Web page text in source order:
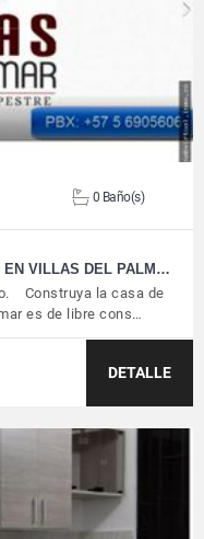
0 Baño(s)
EN VILLAS DEL PALM…
Construya la casa de
es de libre cons…
DETALLE